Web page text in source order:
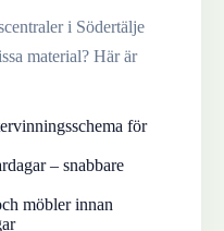
i Södertälje
material? Här är
för
– snabbare
möbler innan